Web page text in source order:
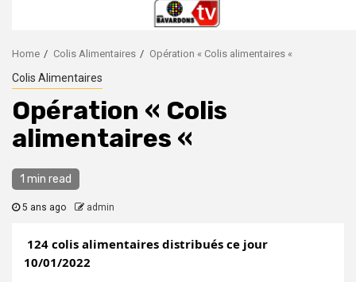
Home Colis Alimentaires Opération « Colis alimentaires «
Colis Alimentaires
Opération « Colis
alimentaires «
1 min read
5 ans ago admin
124 colis alimentaires distribués ce jour
10/01/2022